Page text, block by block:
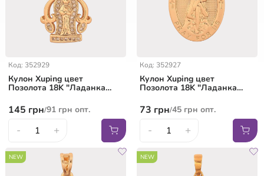
Код: 352929
Кулон Xuping цвет
Позолота 18K "Ладанка
до 5мм
145 грн/91 грн опт.
- +
Код: 352927
Кулон Xuping цвет
Позолота 18K "Ладанка
цепочки до 6мм
73 грн/45 грн опт.
- +
NEW NEW